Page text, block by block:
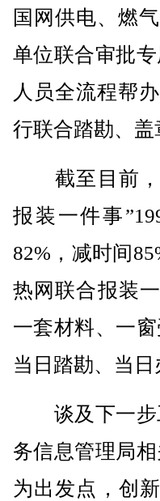
国网供电、燃
单位联合审批
人员全流程帮
行联合踏勘、盖
截至目前，
报装一件事
82%，减时间
热网联合报装
一套材料、一
当日踏勘、当日
谈及下一步
务信息管理局
为出发点，创